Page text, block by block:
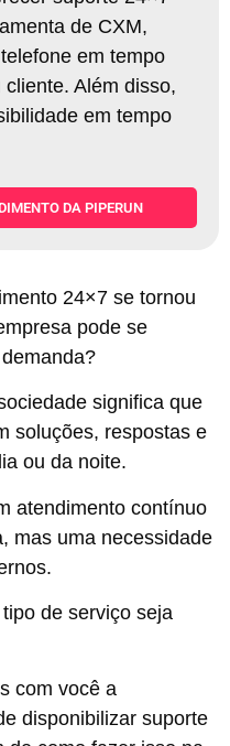
de CXM,
em tempo
Além disso,
em tempo
DA PIPERUN
24×7 se tornou
pode se
significa que
soluções, respostas e
ou da noite.
atendimento contínuo
mas uma necessidade
de serviço seja
com você a
disponibilizar suporte